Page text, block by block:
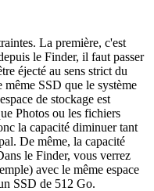
La première, c'est
le Finder, il faut passer
éjecté au sens strict du
SSD que le système
de stockage est
Photos ou les fichiers
la capacité diminuer tant
De même, la capacité
le Finder, vous verrez
avec le même espace
SSD de 512 Go.